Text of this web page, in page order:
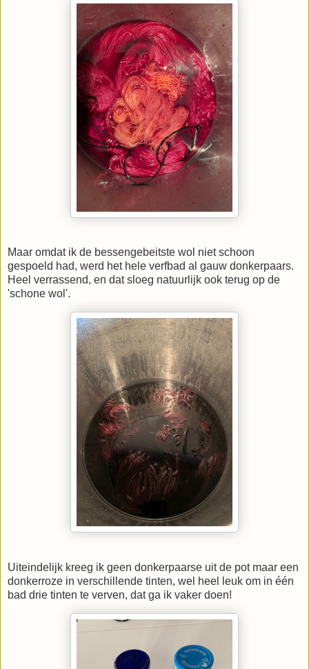
Maar omdat ik de bessengebeitste wol niet schoon
gespoeld had, werd het hele verfbad al gauw donkerpaars.
Heel verrassend, en dat sloeg natuurlijk ook terug op de
'schone wol'.
Uiteindelijk kreeg ik geen donkerpaarse uit de pot maar een
donkerroze in verschillende tinten, wel heel leuk om in één
bad drie tinten te verven, dat ga ik vaker doen!